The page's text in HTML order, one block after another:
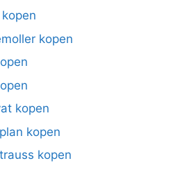
kopen
kopen
kopen
kopen